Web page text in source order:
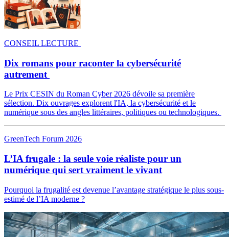
CONSEIL LECTURE
Dix romans pour raconter la cybersécurité
autrement
Le Prix CESIN du Roman Cyber 2026 dévoile sa première
sélection. Dix ouvrages explorent l'IA, la cybersécurité et le
numérique sous des angles littéraires, politiques ou technologiques.
GreenTech Forum 2026
L’IA frugale : la seule voie réaliste pour un
numérique qui sert vraiment le vivant
Pourquoi la frugalité est devenue l’avantage stratégique le plus sous-
estimé de l’IA moderne ?